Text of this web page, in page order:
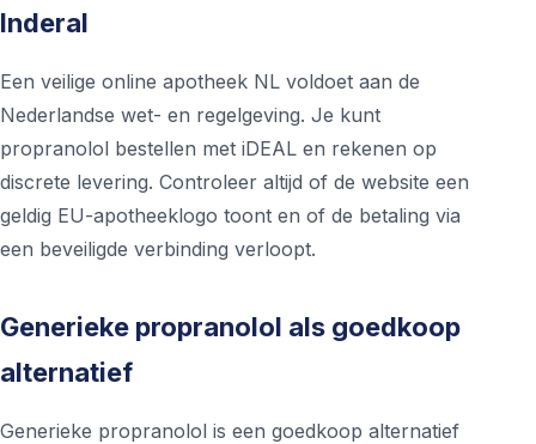
Inderal
Een veilige online apotheek NL voldoet aan de
Nederlandse wet- en regelgeving. Je kunt
propranolol bestellen met iDEAL en rekenen op
discrete levering. Controleer altijd of de website een
geldig EU-apotheeklogo toont en of de betaling via
een beveiligde verbinding verloopt.
Generieke propranolol als goedkoop
alternatief
Generieke propranolol is een goedkoop alternatief